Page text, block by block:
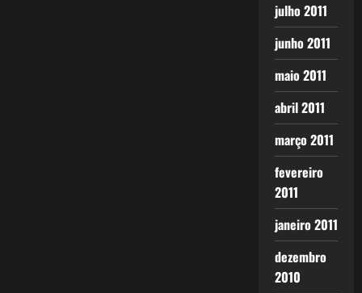
julho 2011
junho 2011
maio 2011
abril 2011
março 2011
fevereiro
2011
janeiro 2011
dezembro
2010